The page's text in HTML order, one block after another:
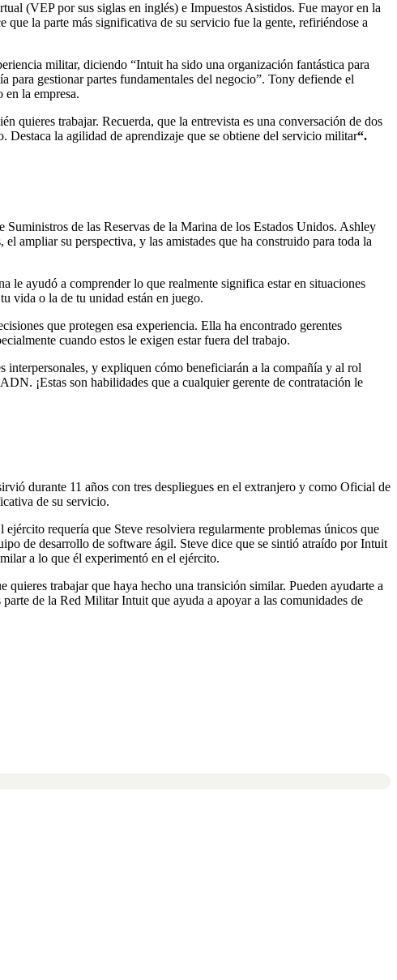
(VEP por sus siglas en inglés) e Impuestos Asistidos. Fue mayor en la
la parte más significativa de su servicio fue la gente, refiriéndose a
militar, diciendo “Intuit ha sido una organización fantástica para
gestionar partes fundamentales del negocio”. Tony defiende el
la empresa.
quieres trabajar. Recuerda, que la entrevista es una conversación de dos
Destaca la agilidad de aprendizaje que se obtiene del servicio militar“.
de las Reservas de la Marina de los Estados Unidos. Ashley
ampliar su perspectiva, y las amistades que ha construido para toda la
le ayudó a comprender lo que realmente significa estar en situaciones
vida o la de tu unidad están en juego.
que protegen esa experiencia. Ella ha encontrado gerentes
cuando estos le exigen estar fuera del trabajo.
interpersonales, y expliquen cómo beneficiarán a la compañía y al rol
¡Estas son habilidades que a cualquier gerente de contratación le
durante 11 años con tres despliegues en el extranjero y como Oficial de
de su servicio.
requería que Steve resolviera regularmente problemas únicos que
de desarrollo de software ágil. Steve dice que se sintió atraído por Intuit
a lo que él experimentó en el ejército.
trabajar que haya hecho una transición similar. Pueden ayudarte a
de la Red Militar Intuit que ayuda a apoyar a las comunidades de